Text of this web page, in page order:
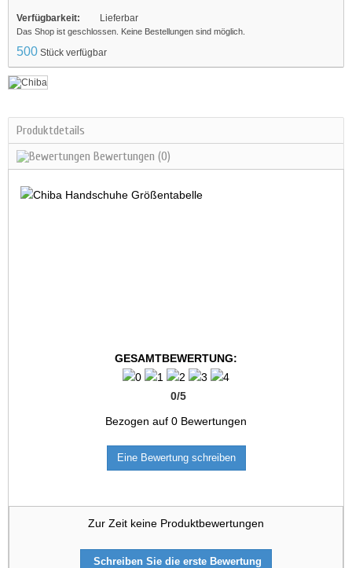
Verfügbarkeit: Lieferbar
Das Shop ist geschlossen. Keine Bestellungen sind möglich.
500 Stück verfügbar
Produktdetails
Bewertungen (0)
GESAMTBEWERTUNG:
0/5
Bezogen auf 0 Bewertungen
Eine Bewertung schreiben
Zur Zeit keine Produktbewertungen
Schreiben Sie die erste Bewertung